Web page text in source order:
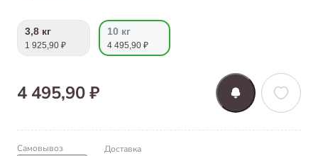
3,8 кг
1 925,90 ₽
10 кг
4 495,90 ₽
4 495,90 ₽
Самовывоз
Доставка